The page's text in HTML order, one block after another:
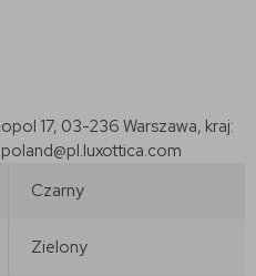
17, 03-236 Warszawa, kraj:
Czarny
Zielony